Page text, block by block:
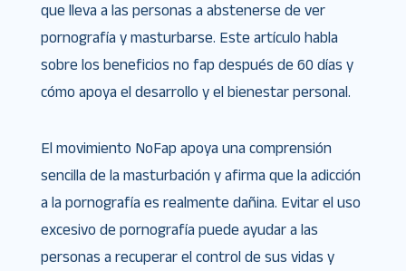
que lleva a las personas a abstenerse de ver
pornografía y masturbarse. Este artículo habla
sobre los beneficios no fap después de 60 días y
cómo apoya el desarrollo y el bienestar personal.
El movimiento NoFap apoya una comprensión
sencilla de la masturbación y afirma que la adicción
a la pornografía es realmente dañina. Evitar el uso
excesivo de pornografía puede ayudar a las
personas a recuperar el control de sus vidas y